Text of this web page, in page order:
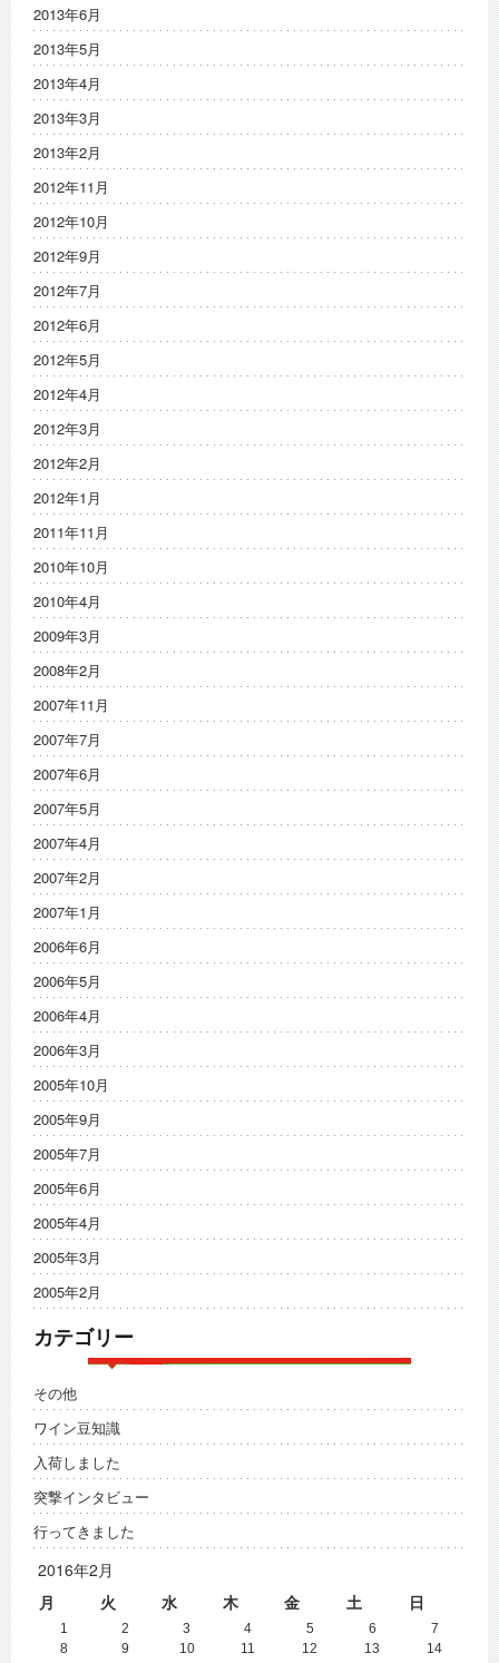
2013年6月
2013年5月
2013年4月
2013年3月
2013年2月
2012年11月
2012年10月
2012年9月
2012年7月
2012年6月
2012年5月
2012年4月
2012年3月
2012年2月
2012年1月
2011年11月
2010年10月
2010年4月
2009年3月
2008年2月
2007年11月
2007年7月
2007年6月
2007年5月
2007年4月
2007年2月
2007年1月
2006年6月
2006年5月
2006年4月
2006年3月
2005年10月
2005年9月
2005年7月
2005年6月
2005年4月
2005年3月
2005年2月
カテゴリー
その他
ワイン豆知識
入荷しました
突撃インタビュー
行ってきました
2016年2月
月
火 水 木 金 土 日
1 2 3 4 5 6
7
8
9 10 11 12 13
14